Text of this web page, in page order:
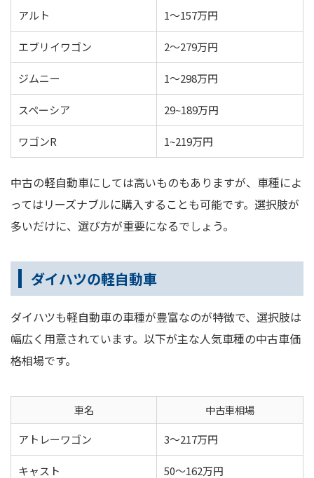
アルト
1～157万円
エブリイワゴン 2～279万円
ジムニー 1～298万円
スペーシア 29~189万円
ワゴンR 1~219万円
中古の軽自動車にしては高いものもありますが、車種によ
ってはリーズナブルに購入することも可能です。選択肢が
多いだけに、選び方が重要になるでしょう。
ダイハツの軽自動車
ダイハツも軽自動車の車種が豊富なのが特徴で、選択肢は
幅広く用意されています。以下が主な人気車種の中古車価
格相場です。
車名
中古車相場
アトレーワゴン
3～217万円
キャスト 50～162万円